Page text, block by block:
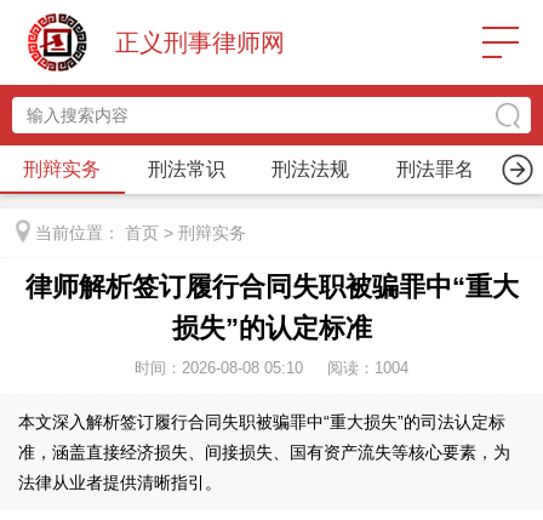
正义刑事律师网
刑辩实务 刑法常识 刑法法规 刑法罪名
当前位置： 首页 > 刑辩实务
律师解析签订履行合同失职被骗罪中“重大
损失”的认定标准
时间：2026-08-08 05:10 阅读： 1004
本文深入解析签订履行合同失职被骗罪中“重大损失”的司法认定标
准，涵盖直接经济损失、间接损失、国有资产流失等核心要素，为
法律从业者提供清晰指引。